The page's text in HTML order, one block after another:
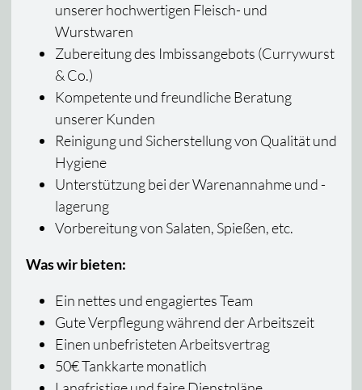
unserer hochwertigen Fleisch- und
Wurstwaren
Zubereitung des Imbissangebots (Currywurst
& Co.)
Kompetente und freundliche Beratung
unserer Kunden
Reinigung und Sicherstellung von Qualität und
Hygiene
Unterstützung bei der Warenannahme und -
lagerung
Vorbereitung von Salaten, Spießen, etc.
Was wir bieten:
Ein nettes und engagiertes Team
Gute Verpflegung während der Arbeitszeit
Einen unbefristeten Arbeitsvertrag
50€ Tankkarte monatlich